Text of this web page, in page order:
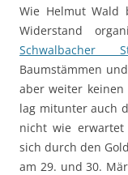
Wie Helmut Wald
Widerstand
Schwalbacher
Baumstämmen
aber weiter keinen
lag mitunter auch
nicht wie erwartet
sich durch den
am 29. und 30.